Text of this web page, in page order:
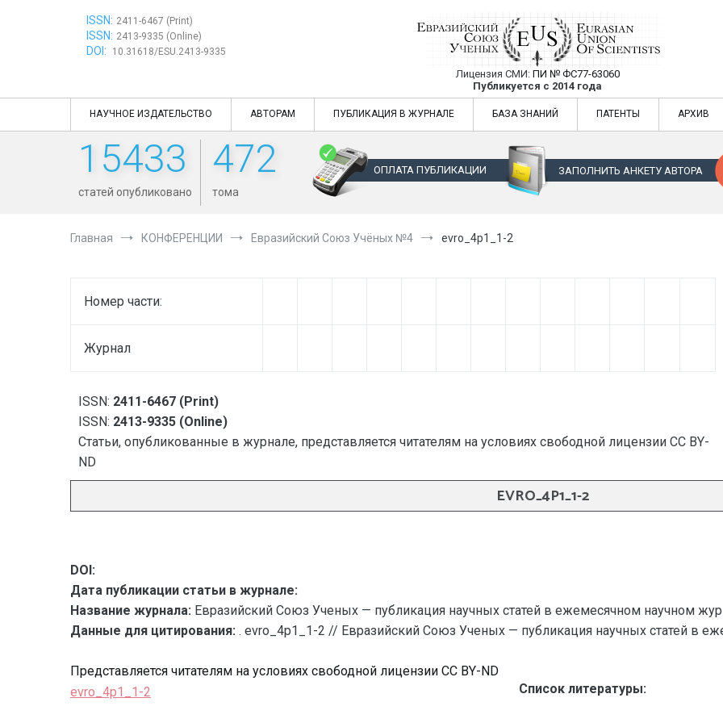
ISSN: 2411-6467 (Print)
ISSN: 2413-9335 (Online)
DOI: 10.31618/ESU.2413-9335
Евразийский Союз Ученых —
Лицензия СМИ: ПИ № ФС77-63060
Публикуется с 2014 года
Евразийский Союз Ученых — публикация научных статей в
НАУЧНОЕ ИЗДАТЕЛЬСТВО АВТОРАМ ПУБЛИКАЦИЯ В ЖУРНАЛЕ БАЗА ЗНАНИЙ ПАТЕНТЫ АРХИВ
15433
статей опубликовано
472
тома
ОПЛАТА ПУБЛИКАЦИИ ЗАПОЛНИТЬ АНКЕТУ АВТОРА
Главная КОНФЕРЕНЦИИ Евразийский Союз Учёных №4 evro_4p1_1-2
Номер части:
Журнал
ISSN: 2411-6467 (Print)
ISSN: 2413-9335 (Online)
Статьи, опубликованные в журнале, представляется читателям на условиях свободной лицензии CC BY-
ND
EVRO_4P1_1-2
DOI:
Дата публикации статьи в журнале:
Название журнала: Евразийский Союз Ученых — публикация научных статей в ежемесячном научном
Данные для цитирования: . evro_4p1_1-2 // Евразийский Союз Ученых — публикация научных статей в
Представляется читателям на условиях свободной лицензии CC BY-ND
evro_4p1_1-2
Список литературы: